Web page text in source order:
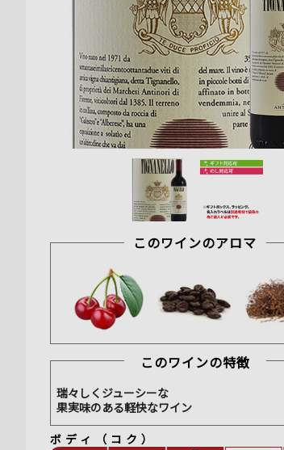
このワインのアロマ
このワインの特徴
瑞々しくジューシーな
果実味のある軽快なワイン
ボディ（コク）